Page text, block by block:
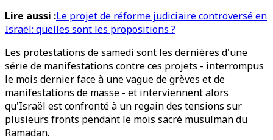
Lire aussi :Le projet de réforme judiciaire controversé en
Israël: quelles sont les propositions ?
Les protestations de samedi sont les dernières d'une
série de manifestations contre ces projets - interrompus
le mois dernier face à une vague de grèves et de
manifestations de masse - et interviennent alors
qu'Israël est confronté à un regain des tensions sur
plusieurs fronts pendant le mois sacré musulman du
Ramadan.